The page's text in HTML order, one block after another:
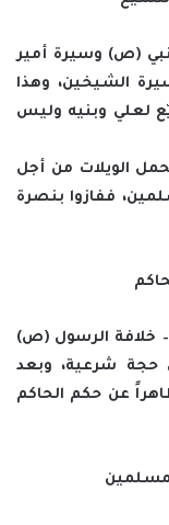
(ص) وسيرة أمير
الشيخين، وهذا
لعلي وبنيه وليس
الويلات من أجل
ففازوا بنصرة
– خلافة الرسول (ص)
حجة شرعية، وبعد
عن حكم الحاكم